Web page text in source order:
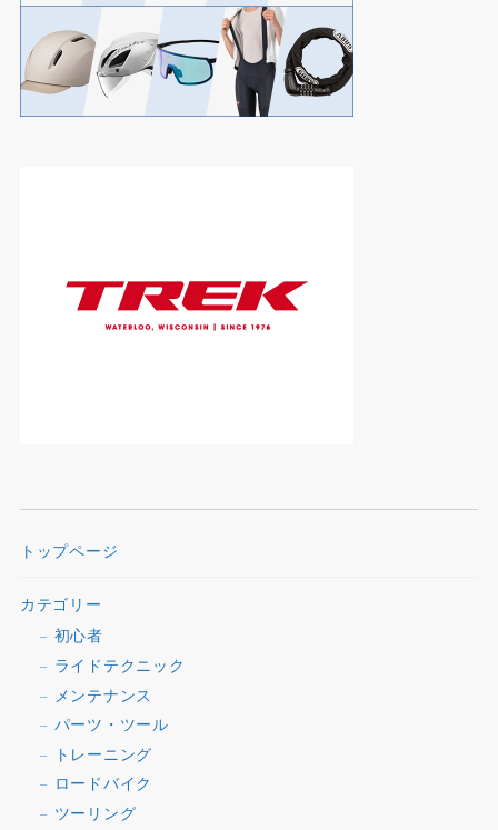
トップページ
カテゴリー
初心者
ライドテクニック
メンテナンス
パーツ・ツール
トレーニング
ロードバイク
ツーリング